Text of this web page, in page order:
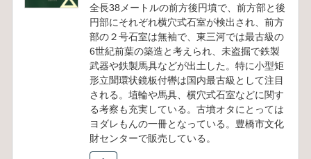
全長38メートルの前方後円墳で、前方部と後
円部にそれぞれ横穴式石室が検出され、前方
部の２号石室は無袖で、東三河では最古級の
6世紀前葉の築造と考えられ、未盗掘で鉄製
武器や鉄製馬具などが出土した。特に小型矩
形立聞環状鏡板付轡は国内最古級として注目
される。埴輪や馬具、横穴式石室などに関す
る考察も充実している。古墳オタにとっては
ヨダレもんの一冊となっている。豊橋市文化
財センターで販売している。